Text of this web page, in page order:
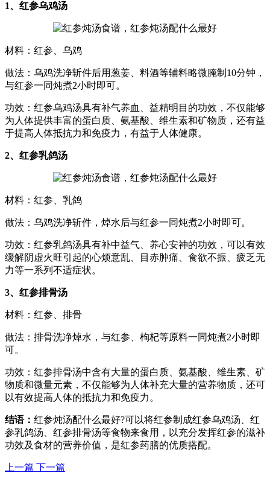
1、红参乌鸡汤
材料：红参、乌鸡
做法：乌鸡洗净斩件后用葱姜、料酒等辅料略微腌制10分钟，
与红参一同炖煮2小时即可。
功效：红参乌鸡汤具有补气养血、益精明目的功效，不仅能够
为人体提供丰富的蛋白质、氨基酸、维生素和矿物质，还有益
于提高人体抵抗力和免疫力，有益于人体健康。
2、红参乳鸽汤
材料：红参、乳鸽
做法：乌鸡洗净斩件，焯水后与红参一同炖煮2小时即可。
功效：红参乳鸽汤具有补中益气、养心安神的功效，可以有效
缓解阴虚火旺引起的心烦意乱、目赤肿痛、食欲不振、疲乏无
力等一系列不适症状。
3、红参排骨汤
材料：红参、排骨
做法：排骨洗净焯水，与红参、枸杞等原料一同炖煮2小时即
可。
功效：红参排骨汤中含有大量的蛋白质、氨基酸、维生素、矿
物质和微量元素，不仅能够为人体补充大量的营养物质，还可
以有效提高人体的抵抗力和免疫力。
结语： 红参炖汤配什么最好?可以将红参制成红参乌鸡汤、红
参乳鸽汤、红参排骨汤等食物来食用，以充分发挥红参的滋补
功效及食材的营养价值，是红参药膳的优质搭配。
上一篇 下一篇